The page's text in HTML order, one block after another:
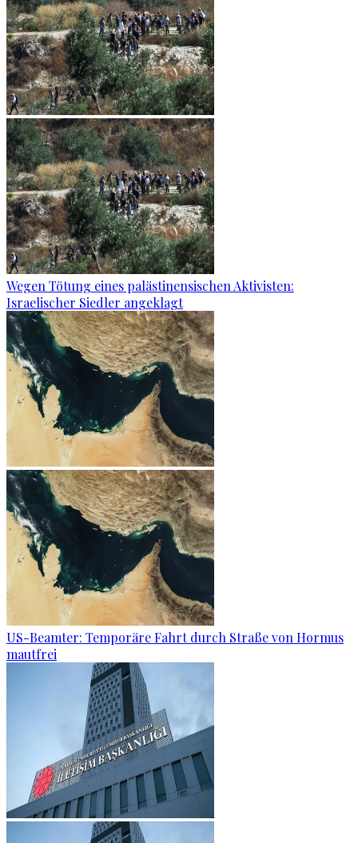
Wegen Tötung eines palästinensischen Aktivisten:
Israelischer Siedler angeklagt
US-Beamter: Temporäre Fahrt durch Straße von Hormus
mautfrei